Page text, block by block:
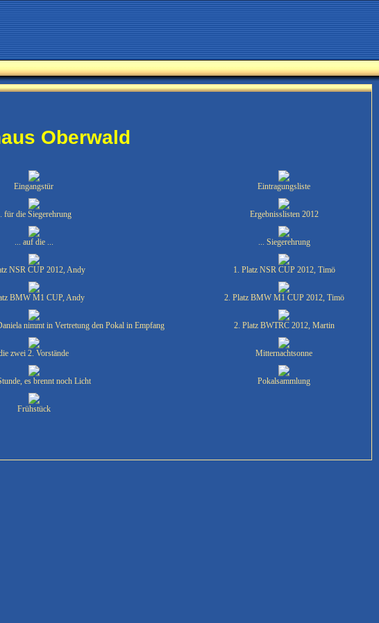
Oberwald
Eingangstür Eintragungsliste
für die Siegerehrung Ergebnisslisten 2012
... auf die ... ... Siegerehrung
NSR CUP 2012, Andy 1. Platz NSR CUP 2012, Timö
BMW M1 CUP, Andy 2. Platz BMW M1 CUP 2012, Timö
nimmt in Vertretung den Pokal in Empfang 2. Platz BWTRC 2012, Martin
zwei 2. Vorstände Mitternachtsonne
es brennt noch Licht Pokalsammlung
Frühstück